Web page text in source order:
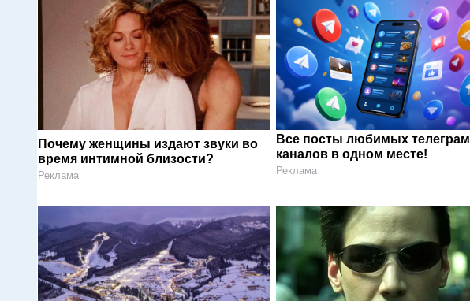
Почему женщины издают звуки во
время интимной близости?
Реклама
Все посты любимых телеграм
каналов в одном месте!
Реклама